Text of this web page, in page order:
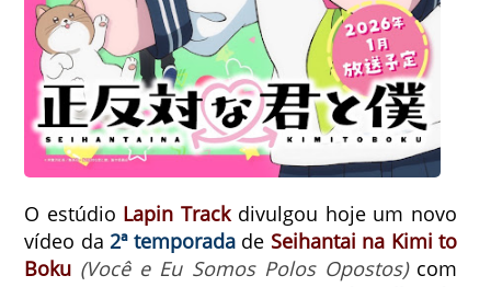
O estúdio Lapin Trackdivulgou hoje um novo
vídeo da2ª temporadade Seihantai na Kimi to
Boku (Você e Eu Somos Polos Opostos)com